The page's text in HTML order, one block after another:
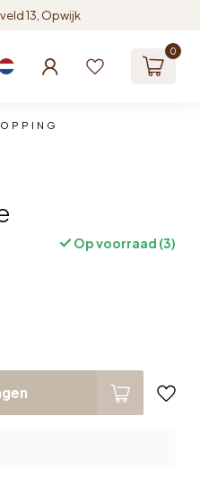
13, Opwijk
0
Op voorraad (3)